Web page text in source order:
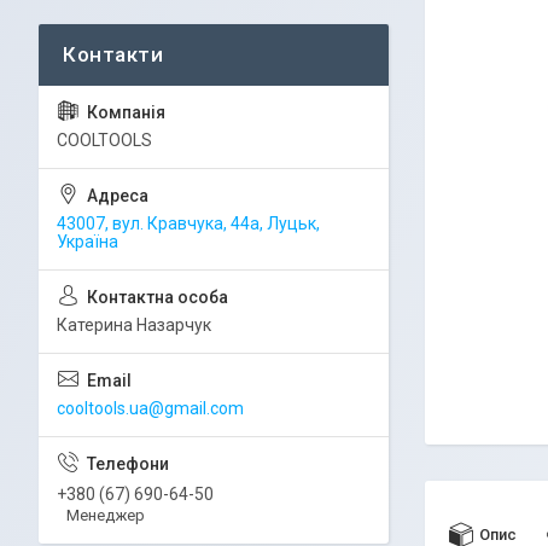
Опис
COOLTOOLS
43007, вул. Кравчука, 44а, Луцьк,
Україна
Катерина Назарчук
cooltools.ua@gmail.com
+380 (67) 690-64-50
Менеджер